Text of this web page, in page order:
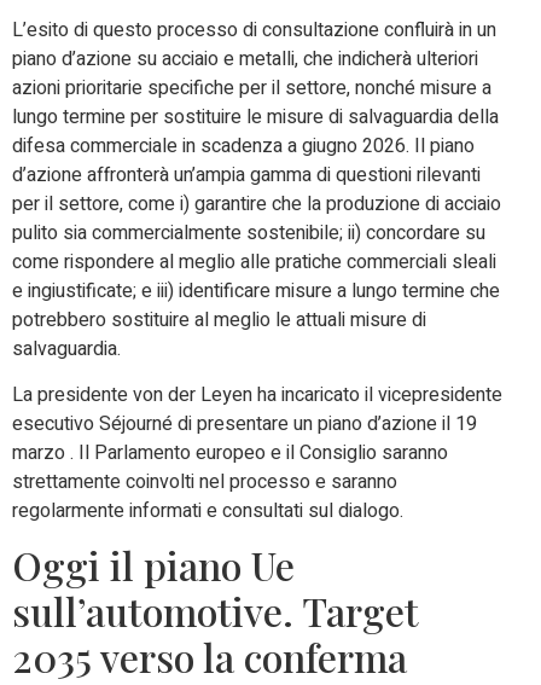
L’esito di questo processo di consultazione confluirà in un
piano d’azione su acciaio e metalli, che indicherà ulteriori
azioni prioritarie specifiche per il settore, nonché misure a
lungo termine per sostituire le misure di salvaguardia della
difesa commerciale in scadenza a giugno 2026. Il piano
d’azione affronterà un’ampia gamma di questioni rilevanti
per il settore, come i) garantire che la produzione di acciaio
pulito sia commercialmente sostenibile; ii) concordare su
come rispondere al meglio alle pratiche commerciali sleali
e ingiustificate; e iii) identificare misure a lungo termine che
potrebbero sostituire al meglio le attuali misure di
salvaguardia.
La presidente von der Leyen ha incaricato il vicepresidente
esecutivo Séjourné di presentare un piano d’azione il 19
marzo . Il Parlamento europeo e il Consiglio saranno
strettamente coinvolti nel processo e saranno
regolarmente informati e consultati sul dialogo.
Oggi il piano Ue
sull’automotive. Target
2035 verso la conferma